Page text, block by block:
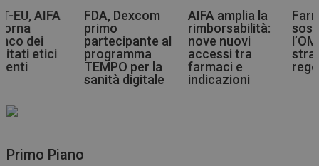
FDA, Dexcom
primo
partecipante al
programma
TEMPO per la
AIFA amplia la
rimborsabilità:
nove nuovi
accessi tra
farmaci e
indicazioni
Farmaci più
sostenibili,
l’OMS indica la
strada agli enti
regolatori
Primo Piano